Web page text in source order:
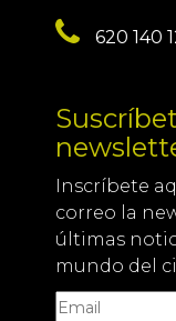
620 140
Inscríbete
correo la
últimas
mundo del